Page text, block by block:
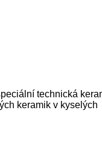
technická
keramik v kyselých